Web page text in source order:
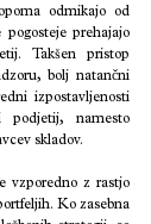
odmikajo od
prehajajo
Takšen pristop
bolj natančni
izpostavljenosti
podjetij, namesto
skladov.
vzporedno z rastjo
Ko zasebna